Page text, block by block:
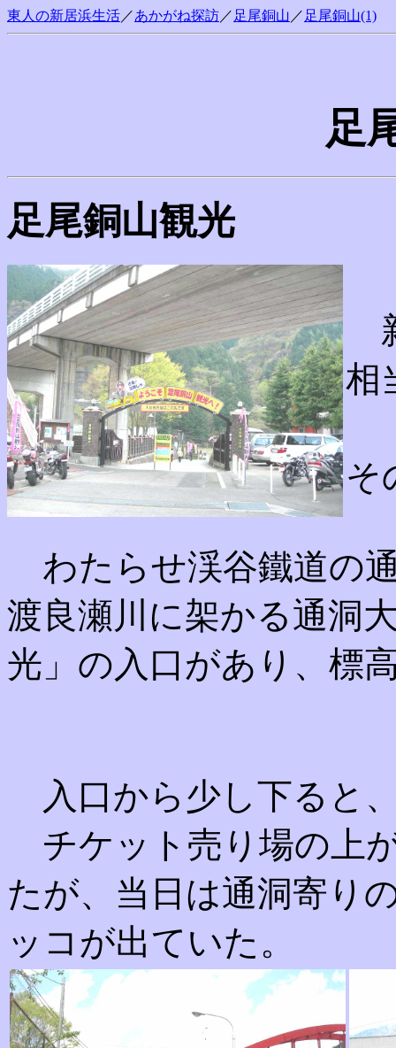
東人の新居浜生活／あかがね探訪／ 足尾銅山 ／ 足尾銅山(1)
足
足尾銅山観光
相
そ
わたらせ渓谷鐵道の
渡良瀬川に架かる通洞
光」の入口があり、標
入口から少し下ると
チケット売り場の上
たが、当日は通洞寄り
ッコが出ていた。